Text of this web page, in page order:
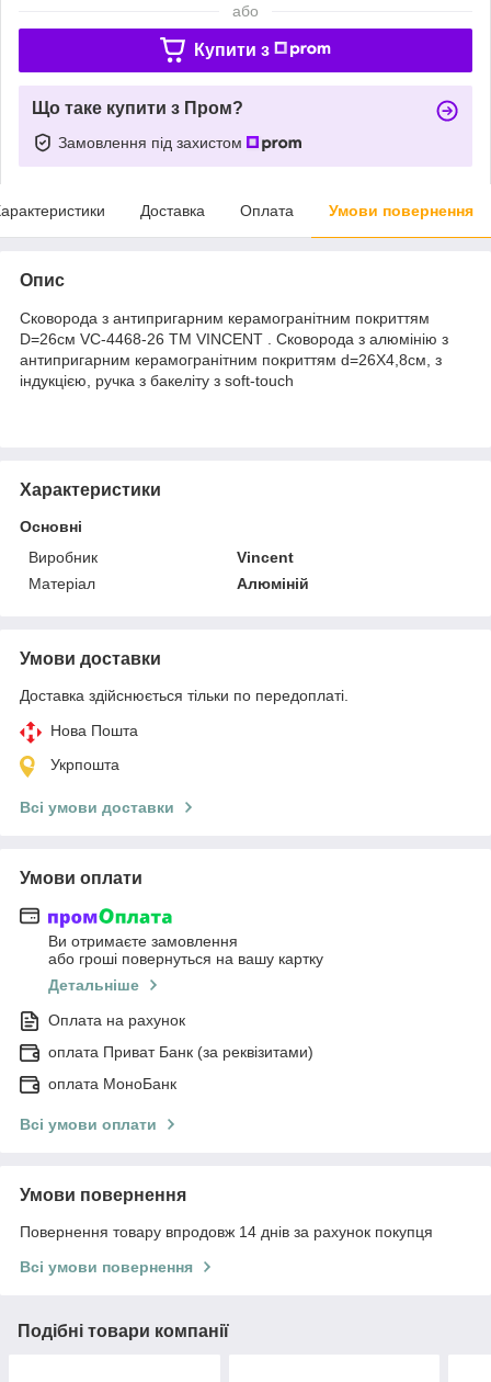
або
Купити з
Що таке купити з Пром?
Замовлення під захистом
Доставка Оплата Умови повернення
Опис
Сковорода з антипригарним керамогранітним покриттям
D=26см VC-4468-26 ТМ VINCENT . Сковорода з алюмінію з
антипригарним керамогранітним покриттям d=26X4,8см, з
індукцією, ручка з бакеліту з soft-touch
Характеристики
Основні
Виробник
Vincent
Матеріал
Алюміній
Умови доставки
Доставка здійснюється тільки по передоплаті.
Нова Пошта
Укрпошта
Всі умови доставки
Умови оплати
Ви отримаєте замовлення
або гроші повернуться на вашу картку
Детальніше
Оплата на рахунок
оплата Приват Банк (за реквізитами)
оплата МоноБанк
Всі умови оплати
Умови повернення
Повернення товару впродовж 14 днів за рахунок покупця
Всі умови повернення
Подібні товари компанії